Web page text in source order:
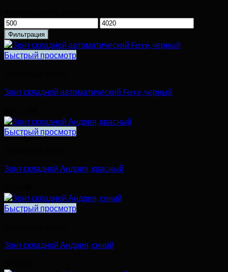
Минимальная
цена
Максимальная
цена
Фильтрация
Быстрый просмотр
Зонт складной автоматический Ferre, черный
Быстрый просмотр
Зонт складной Андрия, красный
Быстрый просмотр
Зонт складной Андрия, синий